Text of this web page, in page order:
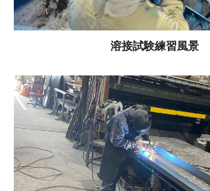
溶接試験練習風景